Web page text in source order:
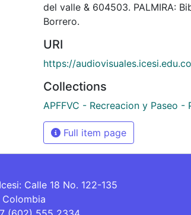
del valle & 604503. PALMIRA:
Borrero.
URI
https://
Collections
APFFVC - Recreacion y Paseo -
Full item page
Calle 18 No. 122-135
Colombia